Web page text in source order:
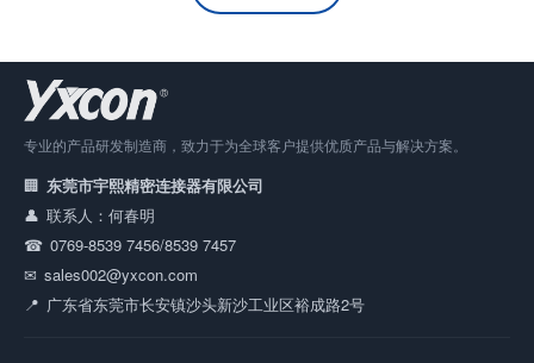
专业的产品研发制造商，致力于为全球客户提供优质产品与解决方案。
东莞市宇熙精密连接器有限公司
联系人：何春明
0769-8539 7456/8539 7457
sales002@yxcon.com
广东省东莞市长安镇沙头新沙工业区裕成路2号